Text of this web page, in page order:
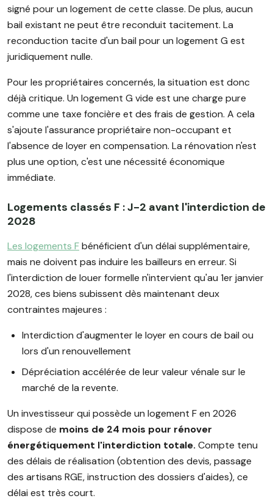
signé pour un logement de cette classe. De plus, aucun
bail existant ne peut être reconduit tacitement. La
reconduction tacite d'un bail pour un logement G est
juridiquement nulle.
Pour les propriétaires concernés, la situation est donc
déjà critique. Un logement G vide est une charge pure
comme une taxe foncière et des frais de gestion. A cela
s'ajoute l'assurance propriétaire non-occupant et
l'absence de loyer en compensation. La rénovation n'est
plus une option, c'est une nécessité économique
immédiate.
Logements classés F : J-2 avant l'interdiction de
2028
Les logements Fbénéficient d'un délai supplémentaire,
mais ne doivent pas induire les bailleurs en erreur. Si
l'interdiction de louer formelle n'intervient qu'au 1er janvier
2028, ces biens subissent dès maintenant deux
contraintes majeures :
Interdiction d'augmenter le loyer en cours de bail ou
lors d'un renouvellement
Dépréciation accélérée de leur valeur vénale sur le
marché de la revente.
Un investisseur qui possède un logement F en 2026
dispose de moins de 24 mois pour rénover
énergétiquement l'interdiction totale. Compte tenu
des délais de réalisation (obtention des devis, passage
des artisans RGE, instruction des dossiers d'aides), ce
délai est très court.